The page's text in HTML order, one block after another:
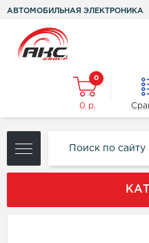
АВТОМОБИЛЬНАЯ ЭЛЕКТРОНИКА
0
0 р.